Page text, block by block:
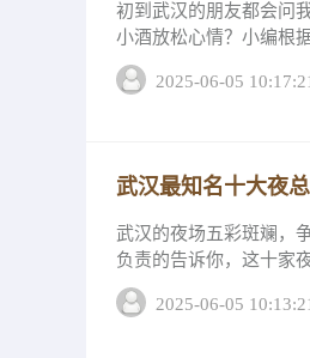
初到武汉的朋友都会问
小酒放松心情？小编根
详情和评分。最好夜总
2025-06-05
武汉最知名十大夜
武汉的夜场五彩斑斓，
负责的告诉你，这十家
们一起看看它们的排名
2025-06-05